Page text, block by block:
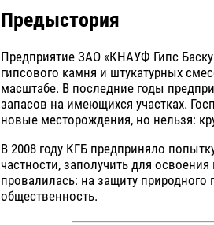
Предыстория
Предприятие ЗАО «КНАУФ Гипс
гипсового камня и штукатурных
масштабе. В последние годы
запасов на имеющихся участках.
новые месторождения, но нельзя:
В 2008 году КГБ предприняло
частности, заполучить для
провалилась: на защиту природного
общественность.